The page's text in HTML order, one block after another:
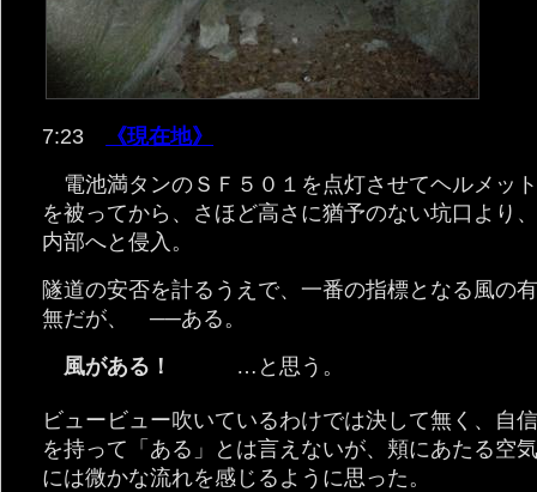
7:23
《現在地》
電池満タンのＳＦ５０１を点灯させてヘルメッ
を被ってから、さほど高さに猶予のない坑口より
内部へと侵入。
隧道の安否を計るうえで、一番の指標となる風の
無だが、 ──ある。
風がある！
…と思う。
ビュービュー吹いているわけでは決して無く、自
を持って「ある」とは言えないが、頬にあたる空
には微かな流れを感じるように思った。